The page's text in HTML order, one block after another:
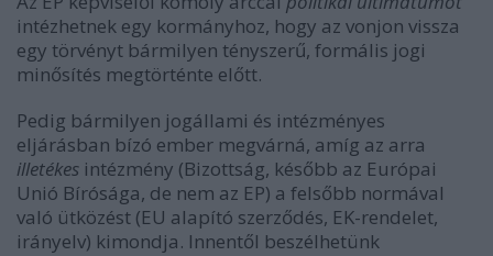
intézhetnek egy kormányhoz, hogy az vonjon vissza
egy törvényt bármilyen tényszerű, formális jogi
minősítés megtörténte előtt.
Pedig bármilyen jogállami és intézményes
eljárásban bízó ember megvárná, amíg az arra
illetékes intézmény (Bizottság, később az Európai
Unió Bírósága, de nem az EP) a felsőbb normával
való ütközést (EU alapító szerződés, EK-rendelet,
irányelv) kimondja. Innentől beszélhetünk